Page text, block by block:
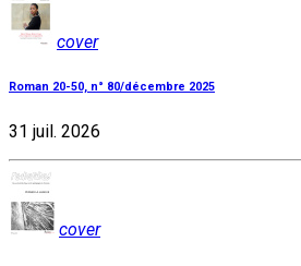
cover
Roman 20-50, n° 80/décembre 2025
31 juil. 2026
cover